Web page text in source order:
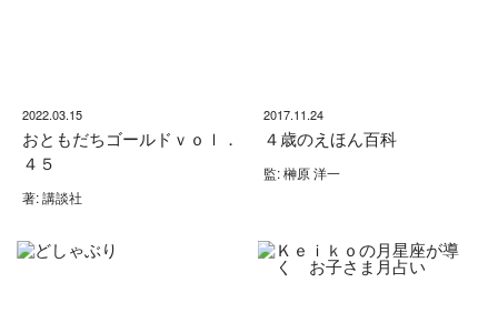
2022.03.15
おともだちゴールドｖｏｌ．
４５
著: 講談社
2017.11.24
４歳のえほん百科
監: 榊原 洋一